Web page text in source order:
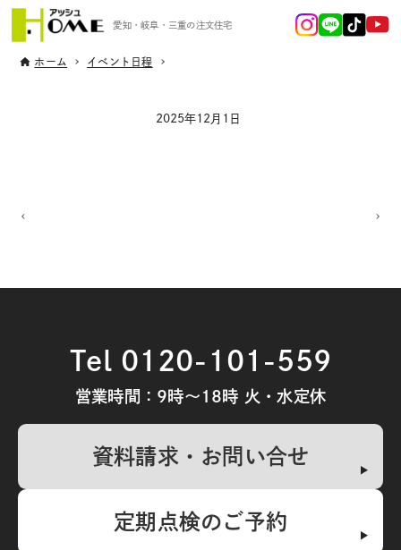
愛知・岐阜・三重の注文住宅
ホーム イベント日程
2025年12月1日
Tel 0120-101-559
営業時間：9時～18時 火・水定休
資料請求・お問い合せ
定期点検のご予約